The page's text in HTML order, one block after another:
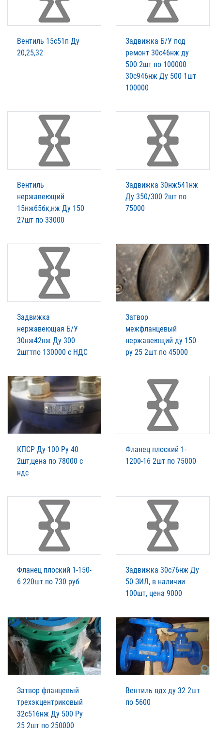
Вентиль 15с51п Ду
20,25,32
Задвижка Б/У под
ремонт 30с46нж ду
500 2шт по 100000
30с946нж Ду 500 1шт
100000
Вентиль
нержавеющий
15нж65бк,нж Ду 150
27шт по 33000
Задвижка 30нж541нж
Ду 350/300 2шт по
75000
Задвижка
нержавеющая Б/У
30нж42нж Ду 300
2шттпо 130000 с НДС
Затвор
межфланцевый
нержавеющий ду 150
ру 25 2шт по 45000
КПСР Ду 100 Ру 40
2шт,цена по 78000 с
ндс
Фланец плоский 1-
1200-16 2шт по 75000
Фланец плоский 1-150-
6 220шт по 730 руб
Задвижка 30с76нж Ду
50 ЗИЛ, в наличии
100шт, цена 9000
Затвор фланцевый
трехэкцентриковый
32с516нж Ду 500 Ру
25 2шт по 250000
Вентиль вдх ду 32 2шт
по 5600